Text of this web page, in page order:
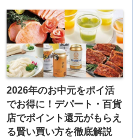
2026年のお中元をポイ活
でお得に！デパート・百貨
店でポイント還元がもらえ
る賢い買い方を徹底解説